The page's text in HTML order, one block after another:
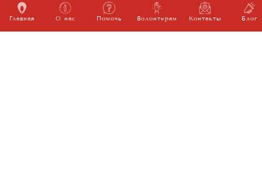
Главная О нас Помочь Волонтерам Контакты Блог